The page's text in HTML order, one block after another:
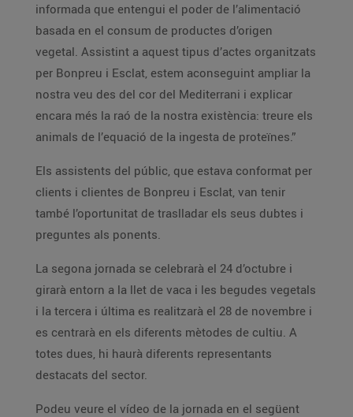
informada que entengui el poder de l’alimentació
basada en el consum de productes d’origen
vegetal. Assistint a aquest tipus d’actes organitzats
per Bonpreu i Esclat, estem aconseguint ampliar la
nostra veu des del cor del Mediterrani i explicar
encara més la raó de la nostra existència: treure els
animals de l’equació de la ingesta de proteïnes.”
Els assistents del públic, que estava conformat per
clients i clientes de Bonpreu i Esclat, van tenir
també l’oportunitat de traslladar els seus dubtes i
preguntes als ponents.
La segona jornada se celebrarà el 24 d’octubre i
girarà entorn a la llet de vaca i les begudes vegetals
i la tercera i última es realitzarà el 28 de novembre i
es centrarà en els diferents mètodes de cultiu. A
totes dues, hi haurà diferents representants
destacats del sector.
Podeu veure el vídeo de la jornada en el següent